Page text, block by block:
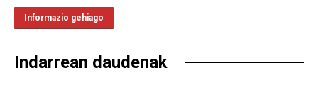
Informazio gehiago
Indarrean daudenak